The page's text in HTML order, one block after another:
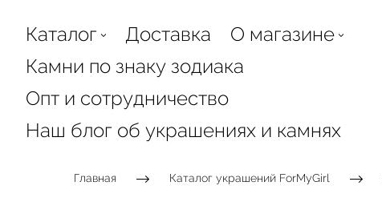
Каталог Доставка
О магазине
Камни по знаку зодиака
Опт и сотрудничество
Наш блог об украшениях и камнях
Главная Каталог украшений ForMyGirl